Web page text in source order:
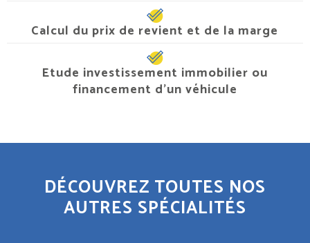
Calcul du prix de revient et de la marge
Etude investissement immobilier ou
financement d’un véhicule
DÉCOUVREZ TOUTES NOS
AUTRES SPÉCIALITÉS